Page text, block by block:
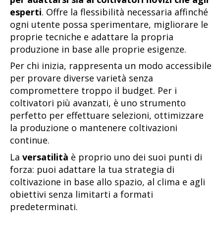
esperti. Offre la flessibilità necessaria affinché
ogni utente possa sperimentare, migliorare le
proprie tecniche e adattare la propria
produzione in base alle proprie esigenze.
Per chi inizia, rappresenta un modo accessibile
per provare diverse varietà senza
compromettere troppo il budget. Per i
coltivatori più avanzati, è uno strumento
perfetto per effettuare selezioni, ottimizzare
la produzione o mantenere coltivazioni
continue.
La versatilità è proprio uno dei suoi punti di
forza: puoi adattare la tua strategia di
coltivazione in base allo spazio, al clima e agli
obiettivi senza limitarti a formati
predeterminati.